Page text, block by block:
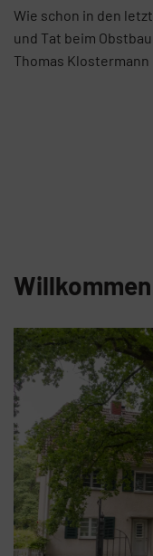
Wie schon in den
und Tat beim
Thomas Klostermann